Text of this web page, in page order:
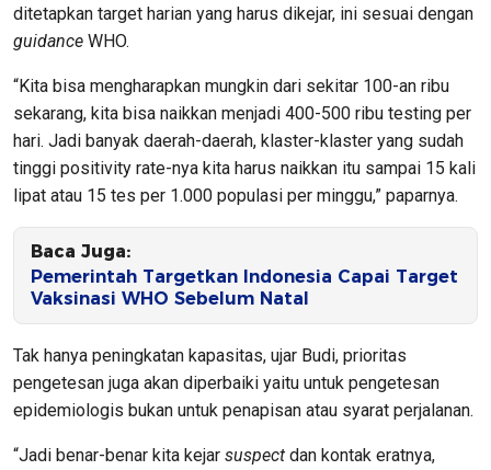
ditetapkan target harian yang harus dikejar, ini sesuai dengan
guidance WHO.
“Kita bisa mengharapkan mungkin dari sekitar 100-an ribu
sekarang, kita bisa naikkan menjadi 400-500 ribu testing per
hari. Jadi banyak daerah-daerah, klaster-klaster yang sudah
tinggi positivity rate-nya kita harus naikkan itu sampai 15 kali
lipat atau 15 tes per 1.000 populasi per minggu,” paparnya.
Baca Juga:
Pemerintah Targetkan Indonesia Capai Target
Vaksinasi WHO Sebelum Natal
Tak hanya peningkatan kapasitas, ujar Budi, prioritas
pengetesan juga akan diperbaiki yaitu untuk pengetesan
epidemiologis bukan untuk penapisan atau syarat perjalanan.
“Jadi benar-benar kita kejar suspect dan kontak eratnya,